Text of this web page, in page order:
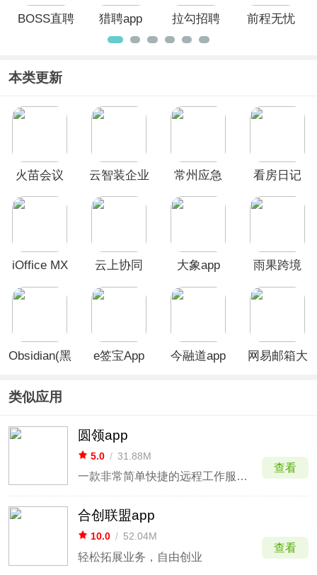
BOSS直聘
猎聘app
拉勾招聘
app
前程无忧
本类更新
火苗会议
云智装企业
常州应急
看房日记
iOffice MX
云上协同
大象app
雨果跨境
Obsidian(黑
安卓版
e签宝App 今融道app
网易邮箱大
类似应用
圆领app
5.0 / 31.88M
一款非常简单快捷的远程工作服务平台
查看
合创联盟app
10.0 / 52.04M
轻松拓展业务，自由创业
查看